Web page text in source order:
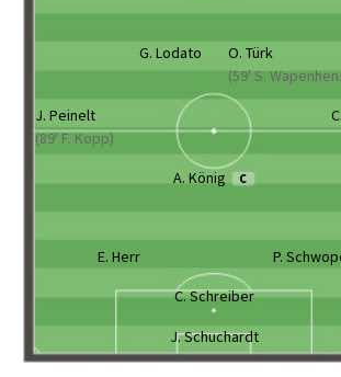
G. Lodato
O. Türk
(59' S.
J. Peinelt
(89' F. Kopp)
A. König C
E. Herr
P.
C. Schreiber
J. Schuchardt